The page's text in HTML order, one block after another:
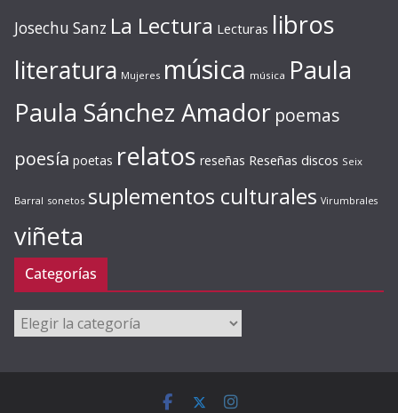
Josechu Sanz La Lectura Lecturas libros
literatura Mujeres música música Paula
Paula Sánchez Amador poemas
poesía poetas relatos reseñas Reseñas discos Seix
Barral sonetos suplementos culturales Virumbrales
viñeta
Categorías
Categorías